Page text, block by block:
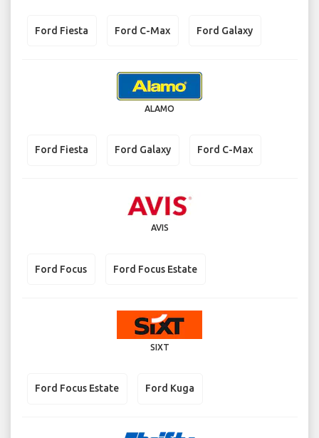
Ford Fiesta Ford C-Max Ford Galaxy
ALAMO
Ford Fiesta Ford Galaxy Ford C-Max
AVIS
Ford Focus Ford Focus Estate
SIXT
Ford Focus Estate Ford Kuga